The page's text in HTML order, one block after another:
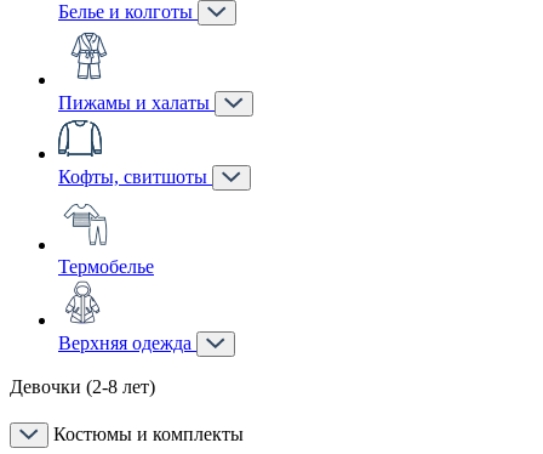
Белье и колготы
Пижамы и халаты
Кофты, свитшоты
Термобелье
Верхняя одежда
Девочки (2-8 лет)
Костюмы и комплекты